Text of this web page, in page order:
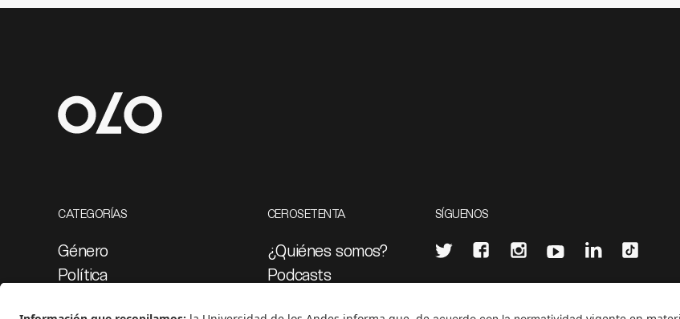
CATEGORÍAS
Género
Política
CEROSETENTA
¿Quiénes somos?
Podcasts
SÍGUENOS